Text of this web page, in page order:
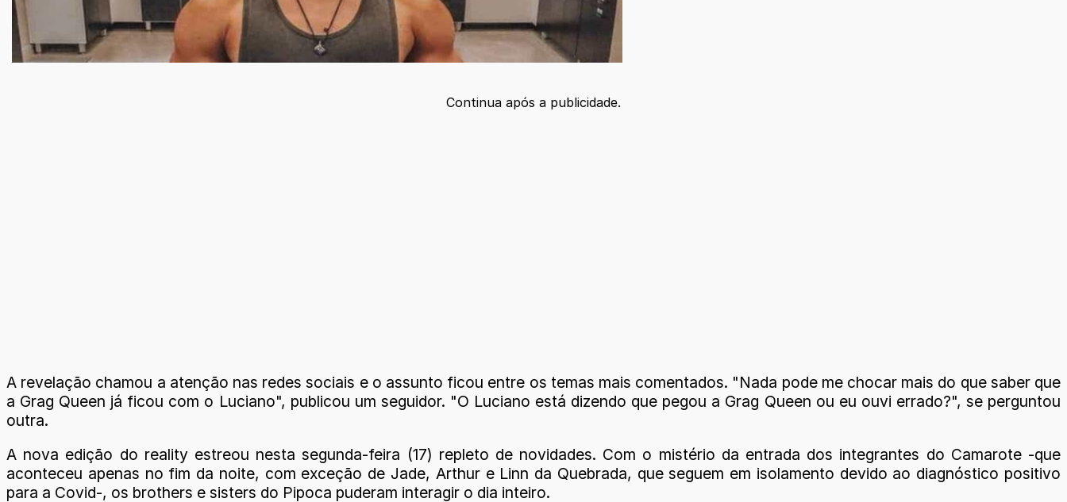
Continua após a publicidade.
A revelação chamou a atenção nas redes sociais e o assunto ficou entre os temas mais comentados. "Nada pode me chocar mais do que saber que
a Grag Queen já ficou com o Luciano", publicou um seguidor. "O Luciano está dizendo que pegou a Grag Queen ou eu ouvi errado?", se perguntou
outra.
A nova edição do reality estreou nesta segunda-feira (17) repleto de novidades. Com o mistério da entrada dos integrantes do Camarote -que
aconteceu apenas no fim da noite, com exceção de Jade, Arthur e Linn da Quebrada, que seguem em isolamento devido ao diagnóstico positivo
para a Covid-, os brothers e sisters do Pipoca puderam interagir o dia inteiro.